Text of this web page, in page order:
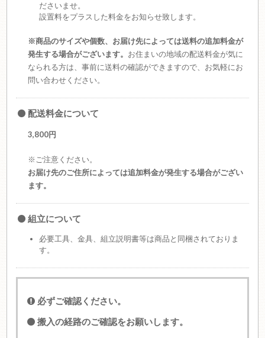
ださいませ。
設置料をプラスした料金をお知らせ致します。
※商品のサイズや個数、お届け先によっては送料の追加料金が
発生する場合がございます。 お住まいの地域の配送料金が気に
なられる方は、事前に送料の確認ができますので、お気軽にお
問い合わせください。
配送料金について
3,800円
※ご注意ください。
お届け先のご住所によっては追加料金が発生する場合がござい
ます。
組立について
必要工具、金具、組立説明書等は商品と同梱されておりま
す。
必ずご確認ください。
搬入の経路のご確認をお願いします。